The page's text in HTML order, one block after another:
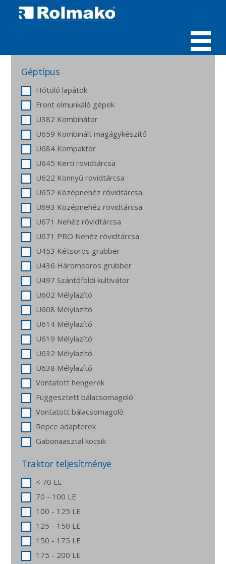
MENÜ
Géptípus
Hótoló lapátok
Front elmunkáló gépek
U382 Kombinátor
U659 Kombinált magágykészítő
U684 Kompaktor
U645 Kerti rövidtárcsa
U622 Könnyű rövidtárcsa
U652 Középnehéz rövidtárcsa
U693 Középnehéz rövidtárcsa
U671 Nehéz rövidtárcsa
U671 PRO Nehéz rövidtárcsa
U453 Kétsoros grubber
U436 Háromsoros grubber
U497 Szántóföldi kultivátor
U602 Mélylazító
U608 Mélylazító
U614 Mélylazító
U619 Mélylazító
U632 Mélylazító
U638 Mélylazító
Vontatott hengerek
Függesztett bálacsomagoló
Vontatott bálacsomagoló
Repce adapterek
Gabonaasztal kocsik
Traktor teljesítménye
< 70 LE
70 - 100 LE
100 - 125 LE
125 - 150 LE
150 - 175 LE
175 - 200 LE